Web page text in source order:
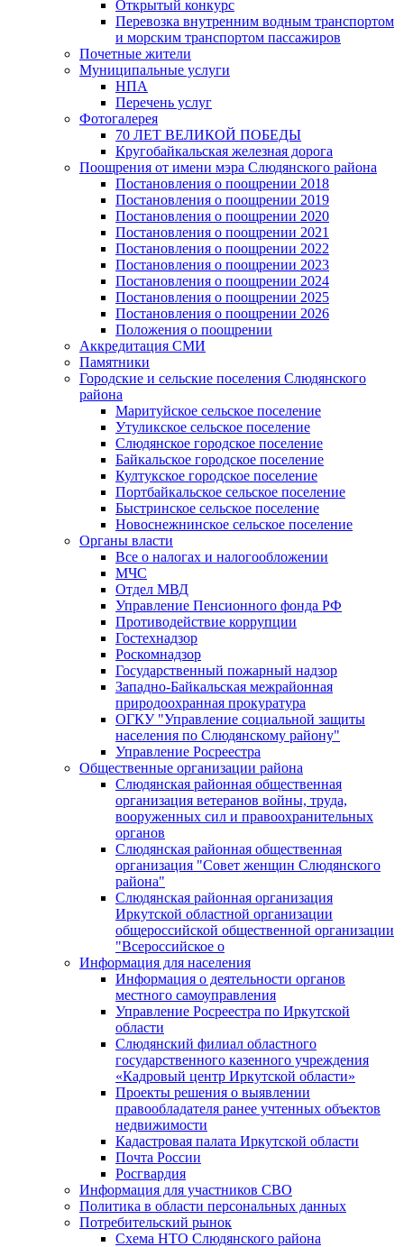
Открытый конкурс
Перевозка внутренним водным транспортом
и морским транспортом пассажиров
Почетные жители
Муниципальные услуги
НПА
Перечень услуг
Фотогалерея
70 ЛЕТ ВЕЛИКОЙ ПОБЕДЫ
Кругобайкальская железная дорога
Поощрения от имени мэра Слюдянского района
Постановления о поощрении 2018
Постановления о поощрении 2019
Постановления о поощрении 2020
Постановления о поощрении 2021
Постановления о поощрении 2022
Постановления о поощрении 2023
Постановления о поощрении 2024
Постановления о поощрении 2025
Постановления о поощрении 2026
Положения о поощрении
Аккредитация СМИ
Памятники
Городские и сельские поселения Слюдянского
района
Маритуйское сельское поселение
Утуликское сельское поселение
Слюдянское городское поселение
Байкальское городское поселение
Култукское городское поселение
Портбайкальское сельское поселение
Быстринское сельское поселение
Новоснежнинское сельское поселение
Органы власти
Все о налогах и налогообложении
МЧС
Отдел МВД
Управление Пенсионного фонда РФ
Противодействие коррупции
Гостехнадзор
Роскомнадзор
Государственный пожарный надзор
Западно-Байкальская межрайонная
природоохранная прокуратура
ОГКУ "Управление социальной защиты
населения по Слюдянскому району"
Управление Росреестра
Общественные организации района
Слюдянская районная общественная
организация ветеранов войны, труда,
вооруженных сил и правоохранительных
органов
Слюдянская районная общественная
организация "Совет женщин Слюдянского
района"
Слюдянская районная организация
Иркутской областной организации
общероссийской общественной организации
"Всероссийское о
Информация для населения
Информация о деятельности органов
местного самоуправления
Управление Росреестра по Иркутской
области
Слюдянский филиал областного
государственного казенного учреждения
«Кадровый центр Иркутской области»
Проекты решения о выявлении
правообладателя ранее учтенных объектов
недвижимости
Кадастровая палата Иркутской области
Почта России
Росгвардия
Информация для участников СВО
Политика в области персональных данных
Потребительский рынок
Схема НТО Слюдянского района